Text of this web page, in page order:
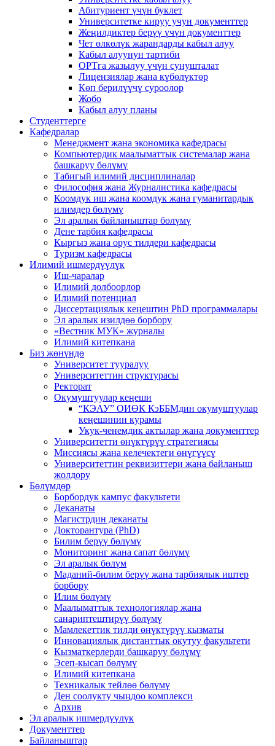
Абитуриент үчүн буклет
Университетке кируу учун документтер
Жеңилдиктер берүү үчүн документтер
Чет өлкөлүк жарандарды кабыл алуу
Кабыл алуунун тартиби
ОРТга жазылуу үчүн сунушталат
Лицензиялар жана күбөлүктөр
Көп берилүүчү суроолор
Жобо
Кабыл алуу планы
Студенттерге
Кафедралар
Менеджмент жана экономика кафедрасы
Компьютердик маалыматтык системалар жана
башкаруу бөлүмү
Табигый илимий дисциплиналар
Философия жана Журналистика кафедрасы
Коомдук иш жана коомдук жана гуманитардык
илимдер бөлүмү
Эл аралык байланыштар бөлүмү
Дене тарбия кафедрасы
Кыргыз жана орус тилдери кафедрасы
Туризм кафедрасы
Илимий ишмердүүлүк
Иш-чаралар
Илимий долбоорлор
Илимий потенциал
Диссертациялык кеңештин PhD программалары
Эл аралык изилдөө борбору
«Вестник МУК» журналы
Илимий китепкана
Биз жөнүндө
Университет тууралуу
Университеттин структурасы
Ректорат
Окумуштуулар кеңеши
“КЭАУ” ОИӨК КэББМдин окумуштуулар
кеңешинин курамы
Укук-ченемдик актылар жана документтер
Университетти өнүктүрүү стратегиясы
Миссиясы жана келечектеги өнүгүүсү
Университеттин реквизиттери жана байланыш
жолдору
Бөлүмдөр
Борбордук кампус факультети
Деканаты
Магистрдин деканаты
Докторантура (PhD)
Билим берүү бөлүмү
Мониторинг жана сапат бөлүмү
Эл аралык бөлүм
Маданий-билим берүү жана тарбиялык иштер
борбору
Илим бөлүмү
Маалыматтык технологиялар жана
санариптештирүү бөлүмү
Мамлекеттик тилди өнүктүрүү кызматы
Инновациялык дистанттык окутуу факультети
Кызматкерлерди башкаруу бөлүмү
Эсеп-кысап бөлүмү
Илимий китепкана
Техникалык тейлөө бөлүмү
Ден соолукту чыңдоо комплекси
Архив
Эл аралык ишмердүүлүк
Документтер
Байланыштар